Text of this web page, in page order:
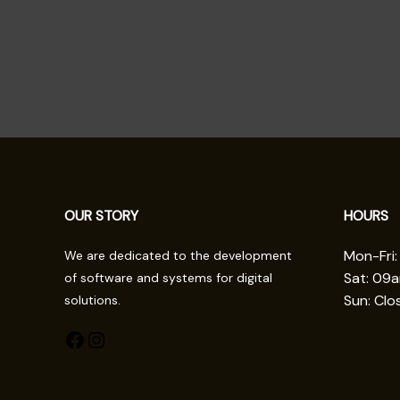
OUR STORY
We are dedicated to the development
of software and systems for digital
solutions.
HOURS
Mon-
Sat:
Sun: